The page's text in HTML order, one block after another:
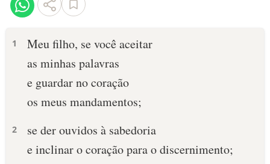
VERSÍCULOS
PALAVRA DO DIA
DEVOCIONAL DIÁRIO
10 MANDAMENTOS
1
Meu filho, se você aceitar
as minhas palavras
e guardar no coração
os meus mandamentos;
2
se der ouvidos à sabedoria
e inclinar o coração para o discernimento;